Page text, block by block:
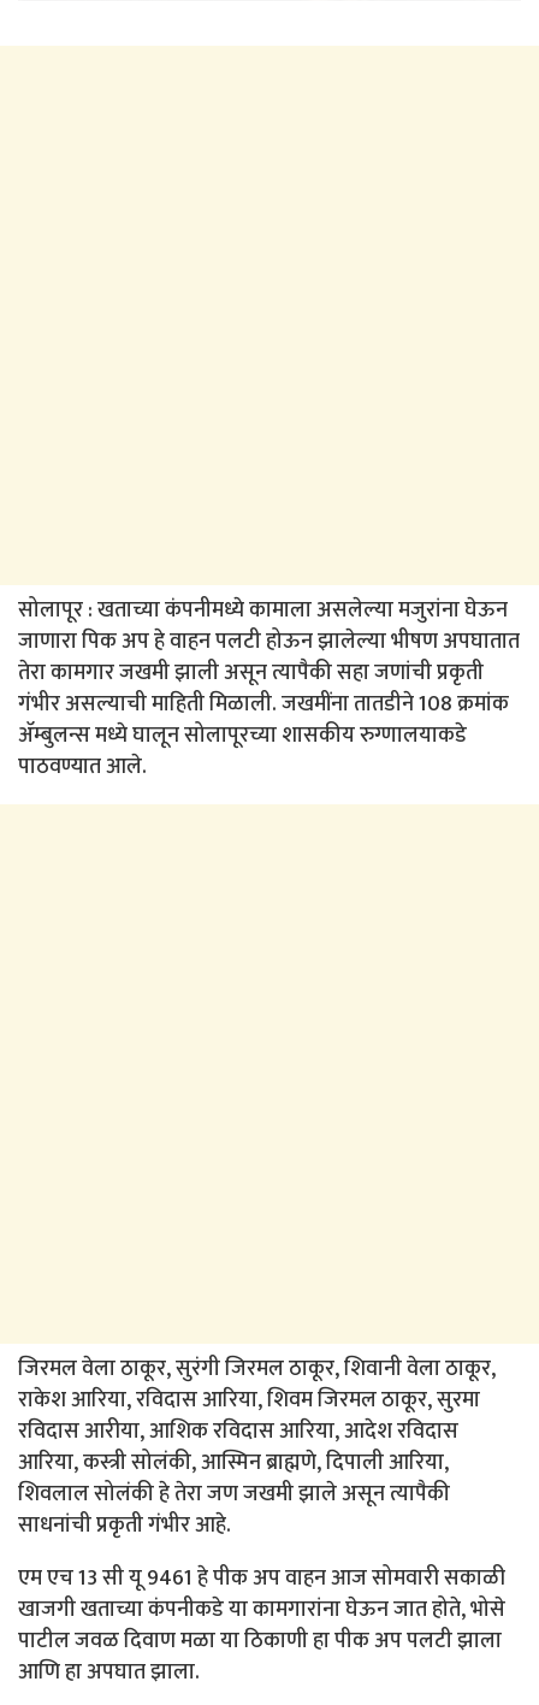
सोलापूर : खताच्या कंपनीमध्ये कामाला असलेल्या मजुरांना घेऊन
जाणारा पिक अप हे वाहन पलटी होऊन झालेल्या भीषण अपघातात
तेरा कामगार जखमी झाली असून त्यापैकी सहा जणांची प्रकृती
गंभीर असल्याची माहिती मिळाली. जखमींना तातडीने 108 क्रमांक
ॲम्बुलन्स मध्ये घालून सोलापूरच्या शासकीय रुग्णालयाकडे
पाठवण्यात आले.
जिरमल वेला ठाकूर, सुरंगी जिरमल ठाकूर, शिवानी वेला ठाकूर,
राकेश आरिया, रविदास आरिया, शिवम जिरमल ठाकूर, सुरमा
रविदास आरीया, आशिक रविदास आरिया, आदेश रविदास
आरिया, कस्त्री सोलंकी, आस्मिन ब्राह्मणे, दिपाली आरिया,
शिवलाल सोलंकी हे तेरा जण जखमी झाले असून त्यापैकी
साधनांची प्रकृती गंभीर आहे.
एम एच 13 सी यू 9461 हे पीक अप वाहन आज सोमवारी सकाळी
खाजगी खताच्या कंपनीकडे या कामगारांना घेऊन जात होते, भोसे
पाटील जवळ दिवाण मळा या ठिकाणी हा पीक अप पलटी झाला
आणि हा अपघात झाला.